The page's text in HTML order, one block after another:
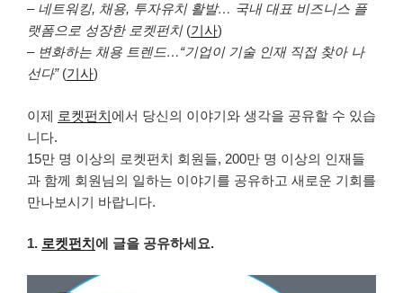
– 네트워킹, 채용, 투자유치 활발… 국내 대표 비즈니스 플
랫폼으로 성장한 로켓펀치(기사)
– 변화하는 채용 트렌드…“기업이 기술 인재 직접 찾아 나
선다”(기사)
이제 로켓펀치에서 당신의 이야기와 생각을 공유할 수 있습
니다.
15만 명 이상의 로켓펀치 회원들, 200만 명 이상의 인재들
과 함께 회원님의 일하는 이야기를 공유하고 새로운 기회를
만나보시기 바랍니다.
1. 로켓펀치에 글을 공유하세요.